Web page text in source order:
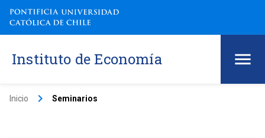
Instituto de Economía
Inicio keyboard_arrow_right Seminarios